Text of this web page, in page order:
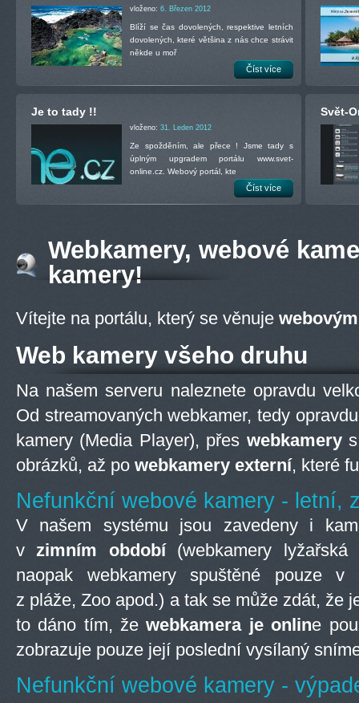
vloženo: 6. Březen 2012
Blíží se čas dovolených, respektive letních
dovolených, které většina z nás chce strávit
někde u moř
Číst více
Je to tady !!
vloženo: 31. Leden 2012
Ze spožděním, ale přece ! Jsme tady s
úplným upgradem portálu www.svet-
online.cz. Webový portál, kte
Číst více
Svět-
Webkamery, webové
kamery!
Vítejte na portálu, který se věnuje
Web kamery všeho druhu
Na našem serveru naleznete opravdu
Od streamovaných webkamer, tedy
kamery (Media Player), přes webkamery
obrázků, až po webkamery externí, které
Nefunkční webové kamery - letní,
V našem systému jsou zavedeny i
vzimním období(webkamery lyžařská
naopak webkamery spuštěné pouze v
z pláže, Zoo apod.) a tak se může zdát, že
to dáno tím, žewebkamera je online
zobrazuje pouze její poslední vysílaný
Nefunkční webové kamery -